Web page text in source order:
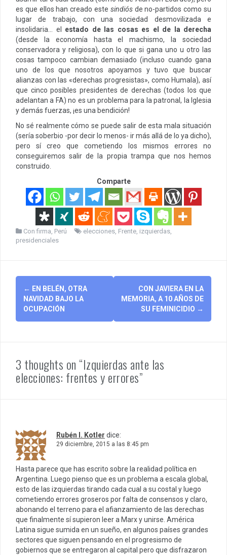
es que ellos han creado este sindiósde no-partidos como su
lugar de trabajo, con una sociedad desmovilizada e
insolidaria… el estado de las cosas es el de la derecha
(desde la economía hasta el machismo, la sociedad
conservadora y religiosa), con lo que si gana uno u otro las
cosas tampoco cambian demasiado (incluso cuando gana
uno de los que nosotros apoyamos y tuvo que buscar
alianzas con las «derechas progresistas», como Humala), así
que cinco posibles presidentes de derechas (todos los que
adelantan a FA) no es un problema para la patronal, la Iglesia
y demás fuerzas, ¡es una bendición!
No sé realmente cómo se puede salir de esta mala situación
(sería soberbio -por decir lo menos- ir más allá de lo ya dicho),
pero sí creo que cometiendo los mismos errores no
conseguiremos salir de la propia trampa que nos hemos
construido.
Comparte
Con firma Perú elecciones Frente izquierdas
presidenciales
Post
navigation
← EN BELÉN, OTRA
NAVIDAD BAJO LA
OCUPACIÓN
CON JAVIERA EN LA
MEMORIA, A 10 AÑOS DE
SU FEMINICIDIO →
3 thoughts on “Izquierdas ante las
elecciones: frentes y errores”
Rubén I. Kotler dice:
29 diciembre, 2015 a las 8:45 pm
Hasta parece que has escrito sobre la realidad política en
Argentina. Luego pienso que es un problema a escala global,
esto de las izquierdas tirando cada cual a su costal y luego
cometiendo errores groseros por falta de consensos y claro,
abonando el terreno para el afianzamiento de las derechas
que finalmente sí supieron leer a Marx y unirse. América
Latina sigue sumida en un sueño, en algunos países grandes
sectores que siguen pensando en el progresismo de
gobiernos que se entregaron al capital pero que disfrazaron